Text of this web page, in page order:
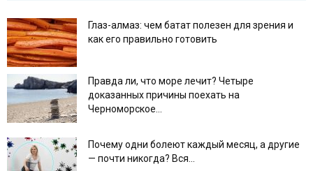
Глаз-алмаз: чем батат полезен для зрения и
как его правильно готовить
Правда ли, что море лечит? Четыре
доказанных причины поехать на
Черноморское...
Почему одни болеют каждый месяц, а другие
— почти никогда? Вся...